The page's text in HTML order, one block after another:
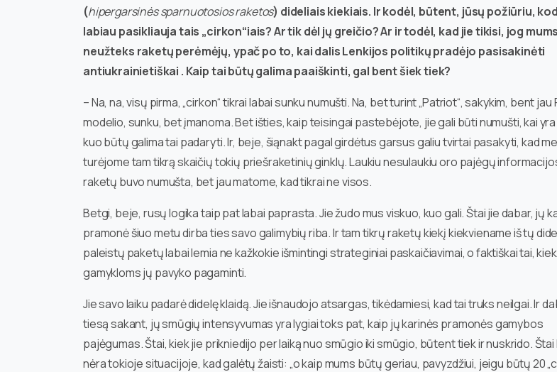
(hipergarsinės sparnuotosios raketos) dideliais kiekiais. Ir kodėl, būtent, jūsų požiūriu,
labiau pasikliauja tais „cirkon“iais? Ar tik dėl jų greičio? Ar ir todėl, kad jie tikisi, jog mums
neužteks raketų perėmėjų, ypač po to, kai dalis Lenkijos politikų pradėjo pasisakinėti
antiukrainietiškai . Kaip tai būtų galima paaiškinti, gal bent šiek tiek?
– Na, na, visų pirma, „cirkon“ tikrai labai sunku numušti. Na, bet turint „Patriot“, sakykim, bent jau
modelio, sunku, bet įmanoma. Bet išties, kaip teisingai pastebėjote, jie gali būti numušti, kai yra
kuo būtų galima tai padaryti. Ir, beje, šiąnakt pagal girdėtus garsus galiu tvirtai pasakyti, kad
turėjome tam tikrą skaičių tokių priešraketinių ginklų. Laukiu nesulaukiu oro pajėgų
raketų buvo numušta, bet jau matome, kad tikrai ne visos.
Betgi, beje, rusų logika taip pat labai paprasta. Jie žudo mus viskuo, kuo gali. Štai jie dabar, jų
pramonė šiuo metu dirba ties savo galimybių riba. Ir tam tikrų raketų kiekį kiekviename iš tų
paleistų paketų labai lemia ne kažkokie išmintingi strateginiai paskaičiavimai, o faktiškai tai, kiek
gamykloms jų pavyko pagaminti.
Jie savo laiku padarė didelę klaidą. Jie išnaudojo atsargas, tikėdamiesi, kad tai truks neilgai. Ir
tiesą sakant, jų smūgių intensyvumas yra lygiai toks pat, kaip jų karinės pramonės gamybos
pajėgumas. Štai, kiek jie prikniedijo per laiką nuo smūgio iki smūgio, būtent tiek ir nuskrido. Štai
nėra tokioje situacijoje, kad galėtų žaisti: „o kaip mums būtų geriau, pavyzdžiui, jeigu būtų 20